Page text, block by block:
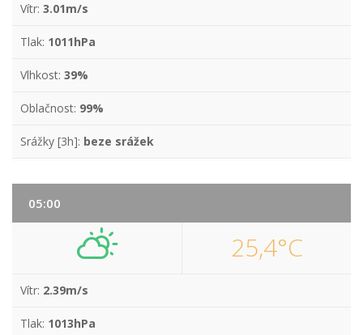
Vítr: 3.01m/s
Tlak: 1011hPa
Vlhkost: 39%
Oblačnost: 99%
Srážky [3h]: beze srážek
05:00
25,4°C
Vítr: 2.39m/s
Tlak: 1013hPa